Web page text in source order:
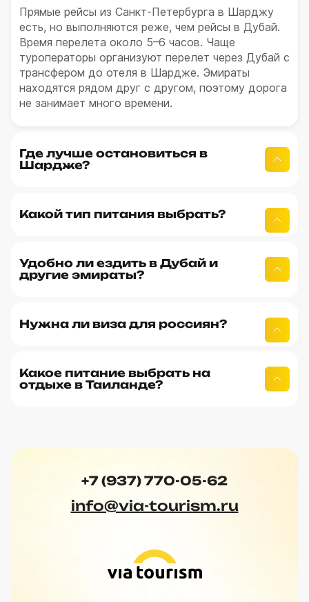
Прямые рейсы из Санкт-Петербурга в Шарджу
есть, но выполняются реже, чем рейсы в Дубай.
Время перелета около 5–6 часов. Чаще
туроператоры организуют перелет через Дубай с
трансфером до отеля в Шардже. Эмираты
находятся рядом друг с другом, поэтому дорога
не занимает много времени.
Где лучше остановиться в
Шардже?
Какой тип питания выбрать?
Удобно ли ездить в Дубай и
другие эмираты?
Нужна ли виза для россиян?
Какое питание выбрать на
отдыхе в Таиланде?
+7 (937) 770-05-62
info@via-tourism.ru